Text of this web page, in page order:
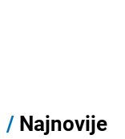
/ Najnovije